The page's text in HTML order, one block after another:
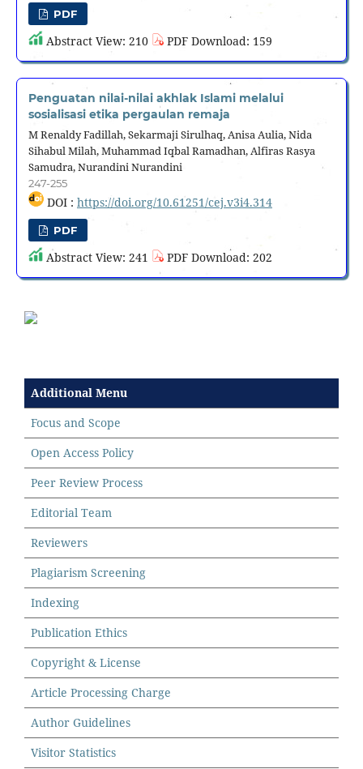
PDF
Abstract View: 210 PDF Download: 159
Penguatan nilai-nilai akhlak Islami melalui
sosialisasi etika pergaulan remaja
M Renaldy Fadillah, Sekarmaji Sirulhaq, Anisa Aulia, Nida
Sihabul Milah, Muhammad Iqbal Ramadhan, Alfiras Rasya
Samudra, Nurandini Nurandini
247-255
DOI : https://doi.org/10.61251/cej.v3i4.314
PDF
Abstract View: 241 PDF Download: 202
Additional Menu
Focus and Scope
Open Access Policy
Peer Review Process
Editorial Team
Reviewers
Plagiarism Screening
Indexing
Publication Ethics
Copyright & License
Article Processing Charge
Author Guidelines
Visitor Statistics